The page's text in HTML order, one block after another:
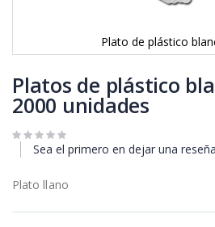
Plato de plástico
al
comienzo
de
galería
Platos de plástico
2000 unidades
Sea el primero en dejar una
Plato llano